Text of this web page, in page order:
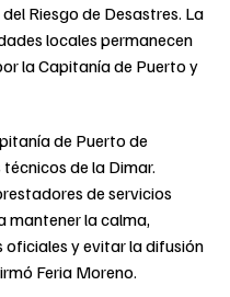
Riesgo de Desastres. La
locales permanecen
la Capitanía de Puerto y
de Puerto de
de la Dimar.
de servicios
mantener la calma,
y evitar la difusión
Feria Moreno.